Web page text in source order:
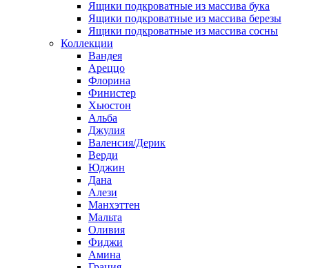
Ящики подкроватные из массива бука
Ящики подкроватные из массива березы
Ящики подкроватные из массива сосны
Коллекции
Вандея
Ареццо
Флорина
Финистер
Хьюстон
Альба
Джулия
Валенсия/Дерик
Верди
Юджин
Дана
Алези
Манхэттен
Мальта
Оливия
Фиджи
Амина